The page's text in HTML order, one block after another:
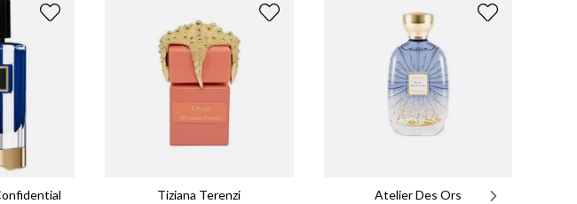
Tiziana Terenzi Atelier Des Ors